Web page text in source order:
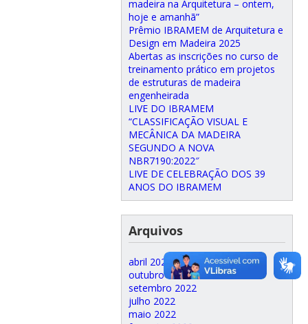
madeira na Arquitetura – ontem,
hoje e amanhã”
Prêmio IBRAMEM de Arquitetura e
Design em Madeira 2025
Abertas as inscrições no curso de
treinamento prático em projetos
de estruturas de madeira
engenheirada
LIVE DO IBRAMEM
“CLASSIFICAÇÃO VISUAL E
MECÂNICA DA MADEIRA
SEGUNDO A NOVA
NBR7190:2022″
LIVE DE CELEBRAÇÃO DOS 39
ANOS DO IBRAMEM
Arquivos
abril 2025
outubro 2024
setembro 2022
julho 2022
maio 2022